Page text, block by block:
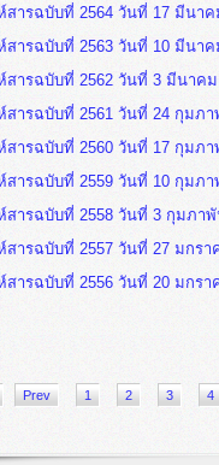
สารฉบับที่ 2564 วันที่ 17 มีนาค
สารฉบับที่ 2563 วันที่ 10 มีนาค
สารฉบับที่ 2562 วันที่ 3 มีนาคม
สารฉบับที่ 2561 วันที่ 24 กุมภา
สารฉบับที่ 2560 วันที่ 17 กุมภา
สารฉบับที่ 2559 วันที่ 10 กุมภา
สารฉบับที่ 2558 วันที่ 3 กุมภาพั
สารฉบับที่ 2557 วันที่ 27 มกรา
สารฉบับที่ 2556 วันที่ 20 มกรา
Prev 1 2 3 4